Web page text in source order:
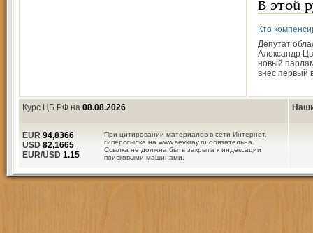
В этой
Кто
Депутат
Александр
новый
внес первый
Курс ЦБ РФ на 08.08.2026
При цитировании материалов в сети Интернет,
гиперссылка на www.sevkray.ru обязательна.
Ссылка не должна быть закрыта к индексации
поисковыми машинами.
EUR 94,8366
USD 82,1665
EUR/USD 1.15